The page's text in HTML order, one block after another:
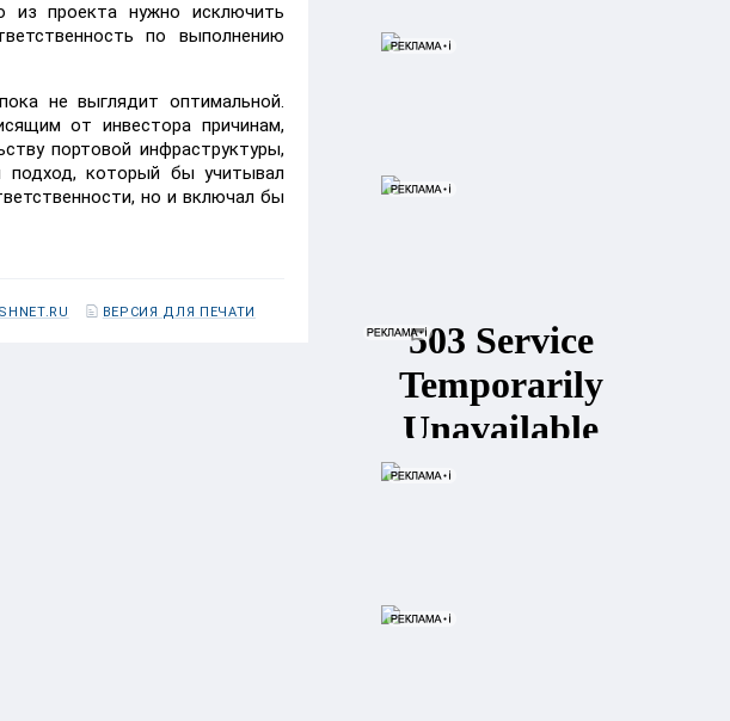
из проекта нужно исключить
по выполнению
не выглядит оптимальной.
от инвестора причинам,
портовой инфраструктуры,
подход, который бы учитывал
но и включал бы
ВЕРСИЯ ДЛЯ ПЕЧАТИ